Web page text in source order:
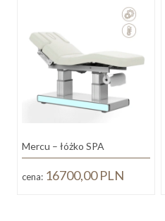
Mercu – łóżko SPA
cena: 16700,00PLN